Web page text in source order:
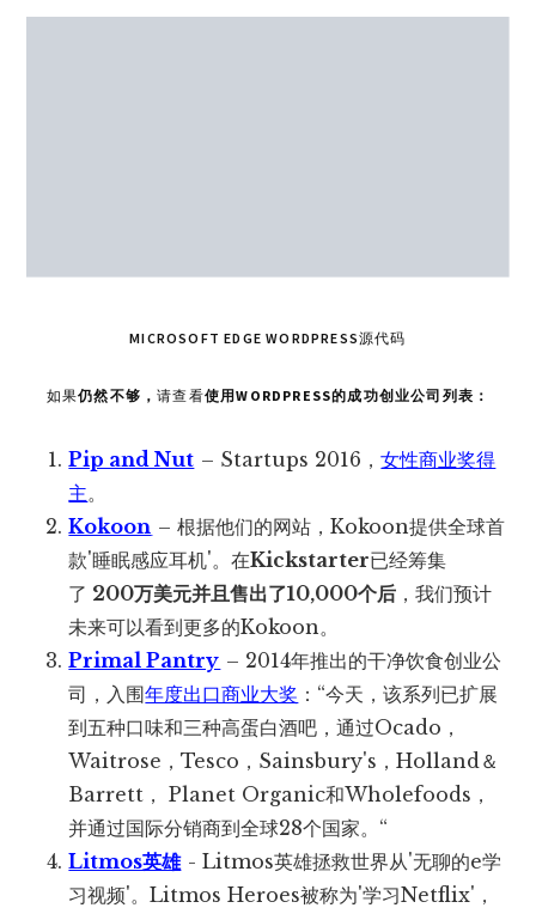
MICROSOFT EDGE WORDPRESS源代码
如果仍然不够，请查看使用WORDPRESS的成功创业公司列表：
Pip and Nut – Startups 2016，女性商业奖得
主。
Kokoon – 根据他们的网站，Kokoon提供全球首
款'睡眠感应耳机'。在Kickstarter已经筹集
了 200万美元并且售出了10,000个后 ，我们预计
未来可以看到更多的Kokoon。
Primal Pantry – 2014年推出的干净饮食创业公
司，入围年度出口商业大奖 ：“今天，该系列已扩展
到五种口味和三种高蛋白酒吧，通过Ocado，
Waitrose，Tesco，Sainsbury's，Holland＆
Barrett， Planet Organic和Wholefoods，
并通过国际分销商到全球28个国家。“
Litmos英雄- Litmos英雄拯救世界从'无聊的e学
习视频'。Litmos Heroes被称为'学习Netflix'，